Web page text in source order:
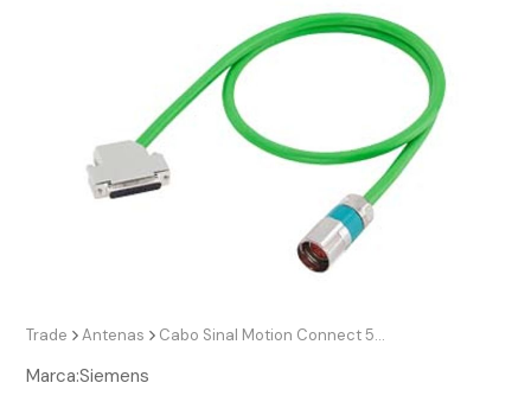
Trade Antenas Cabo Sinal Motion Connect 500 com Conector 5M Siemens 6FX50022EQ101AF0
Marca:Siemens